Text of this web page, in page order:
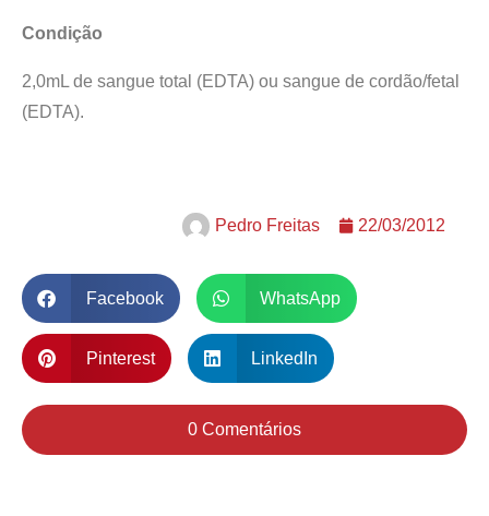
Condição
2,0mL de sangue total (EDTA) ou sangue de cordão/fetal
(EDTA).
Pedro Freitas 22/03/2012
Facebook WhatsApp
Pinterest LinkedIn
0 Comentários